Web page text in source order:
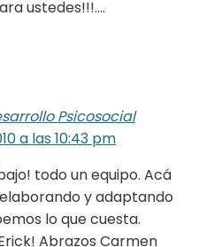
ustedes!!!….
Psicosocial
a las 10:43 pm
todo un equipo. Acá
y adaptando
lo que cuesta.
Abrazos Carmen